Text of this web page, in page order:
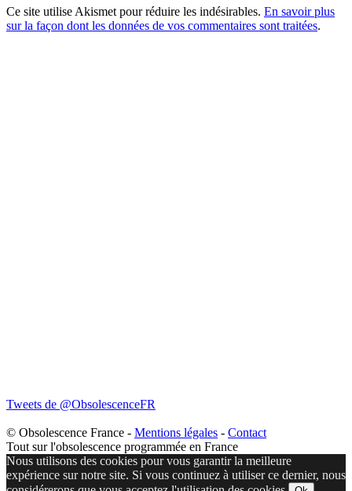
Ce site utilise Akismet pour réduire les indésirables. En savoir plus
sur la façon dont les données de vos commentaires sont traitées.
Tweets de @ObsolescenceFR
© Obsolescence France - Mentions légales - Contact
Tout sur l'obsolescence programmée en France
Nous utilisons des cookies pour vous garantir la meilleure
expérience sur notre site. Si vous continuez à utiliser ce dernier, nous